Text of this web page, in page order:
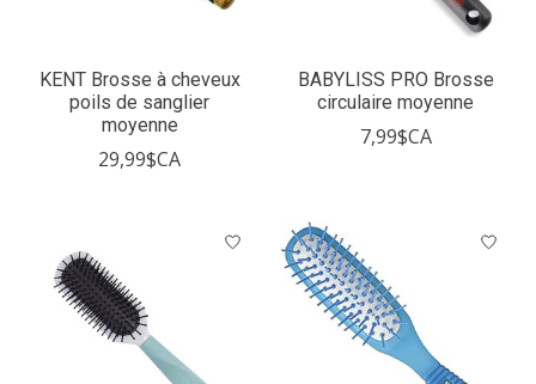
KENT Brosse à cheveux
poils de sanglier
moyenne
29,99$CA
BABYLISS PRO Brosse
circulaire moyenne
7,99$CA